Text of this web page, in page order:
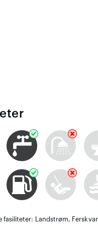
fasiliteter: Landstrøm,